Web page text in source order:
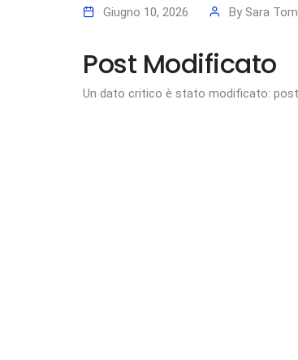
Giugno 10, 2026 By Sara
Post Modificato
Un dato critico è stato modificato: post